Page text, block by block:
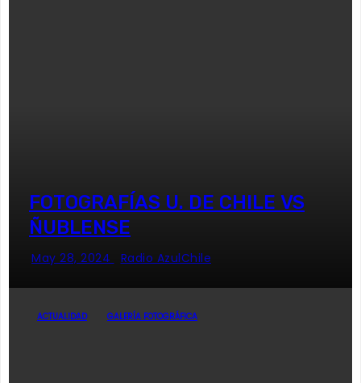
FOTOGRAFÍAS U. DE CHILE VS
ÑUBLENSE
May 28, 2024 Radio AzulChile
ACTUALIDAD GALERÍA FOTOGRÁFICA